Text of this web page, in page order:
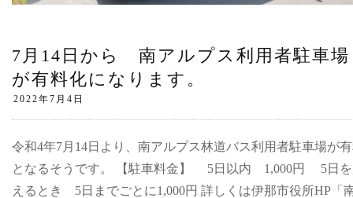
7月14日から 南アルプス利用者駐車場
が有料化になります。
令和4年7月14日より、南アルプス林道バス利用者駐車場が
となるそうです。 【駐車料金】 5日以内 1,000円 5日
えるとき 5日までごとに1,000円 詳しくは伊那市役所HP「